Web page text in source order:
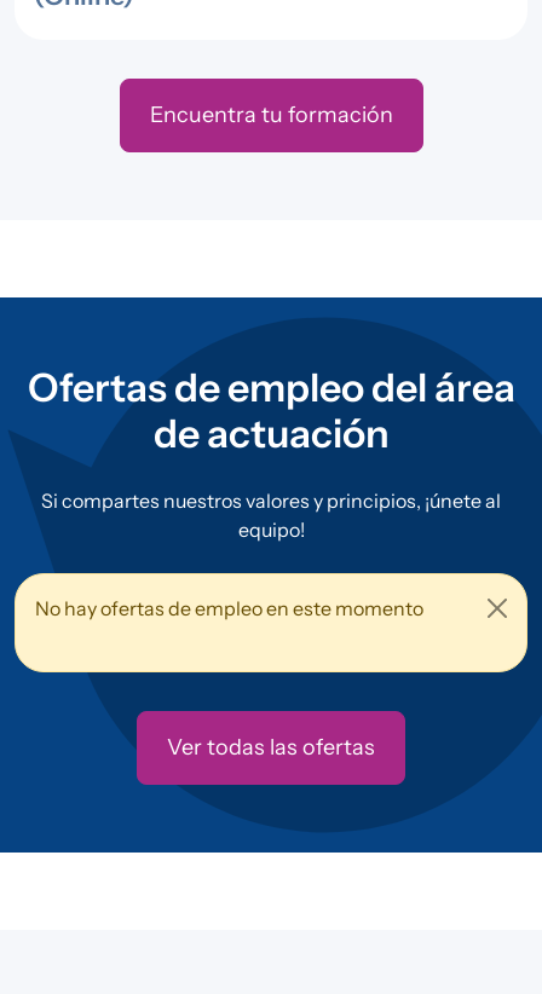
Encuentra tu formación
Ofertas de empleo del área
de actuación
Si compartes nuestros valores y principios, ¡únete al
equipo!
No hay ofertas de empleo en este momento
Ver todas las ofertas